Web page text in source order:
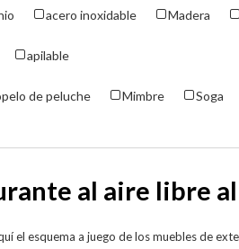
acero inoxidable Madera
apilable
de peluche Mimbre Soga
al aire libre
el esquema a juego de los muebles de